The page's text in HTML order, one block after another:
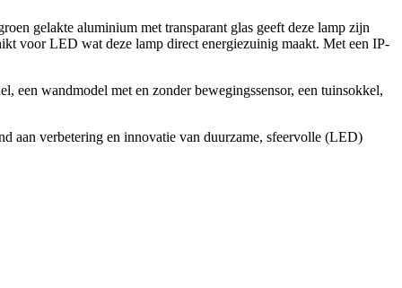
gelakte aluminium met transparant glas geeft deze lamp zijn
voor LED wat deze lamp direct energiezuinig maakt. Met een IP-
een wandmodel met en zonder bewegingssensor, een tuinsokkel,
aan verbetering en innovatie van duurzame, sfeervolle (LED)